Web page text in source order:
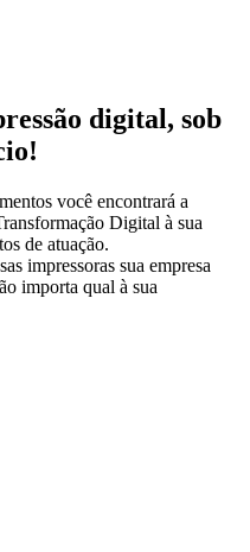
digital, sob
você encontrará a
Digital à sua
de atuação.
impressoras sua empresa
importa qual à sua